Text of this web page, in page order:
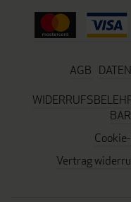
AGB
Vertrag